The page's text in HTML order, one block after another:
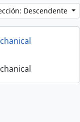
Descendente